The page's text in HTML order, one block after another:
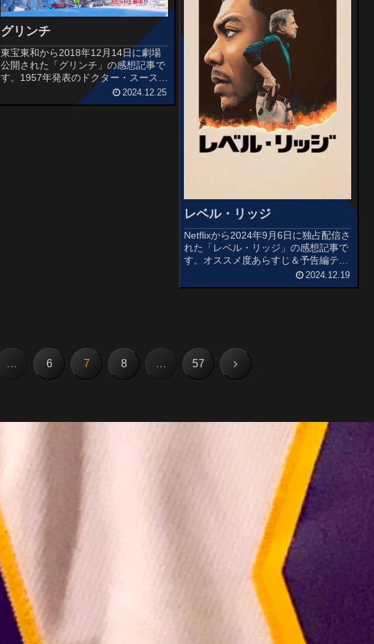
グリンチ
東宝東和から2018年12月14日に劇場
公開された「グリンチ」の感想記事で
す。1957年発表のドクター・スースの
児童文学『いじわるグリンチのクリス
マス』を原作に、テレビスペシャル番
2024.12.25
レベル・リッジ
Netflixから2024年9月6日に独占配信さ
れた「レベル・リッジ」の感想記事で
す。オススメ度あらすじ＆予告編テリ
ー・リッチモンドは従弟の保釈を申請
するため田舎町シェルビー・スプリン
2024.12.19
… 6 7 8 … 57 次